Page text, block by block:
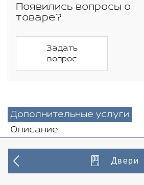
Появились вопросы о
товаре?
Задать
вопрос
Дополнительные услуги
Описание
Двери